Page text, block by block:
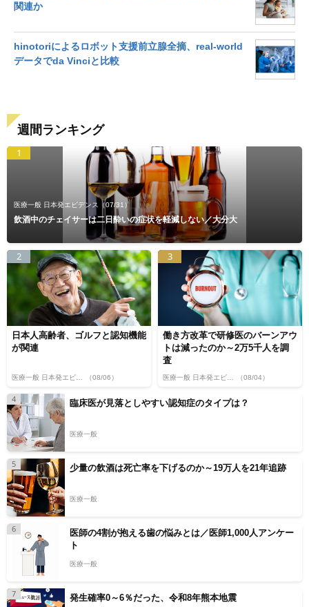
関連か
hinotoriによるロボット支援前立腺全摘、real-world
データでda Vinciと比較
週間ランキング
1
医療一般 日本発エビデンス （07/31）
飲酒中のチェイサーは二日酔いの症状を軽減しない／大分大
2
日本人高齢者、ゴルフと認知機能
が関連
（08/06）
3
働き方改革で研修医のバーンアウ
トは減ったのか～2万5千人を調
査
（08/04）
4 臨床医が見落としやすい認知症のタイプは？
医療一般
5 少量の飲酒は死亡率を下げるのか～19万人を21年追跡
医療一般
6
医師の4割が抱える歯の悩みとは／医師1,000人アンケー
ト
医療一般
7 発生確率0～6％だった、令和8年熊本地震